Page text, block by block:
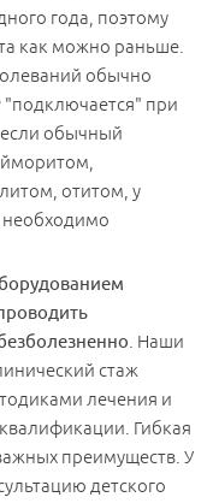
года, поэтому
как можно раньше.
обычно
при
обычный
отитом, у
необходимо
. Наши
стаж
лечения и
Гибкая
преимуществ. У
детского